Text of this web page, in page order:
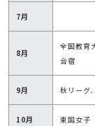
7月
8月
全国教育
合宿
9月 秋リーグ
10月 東国女子